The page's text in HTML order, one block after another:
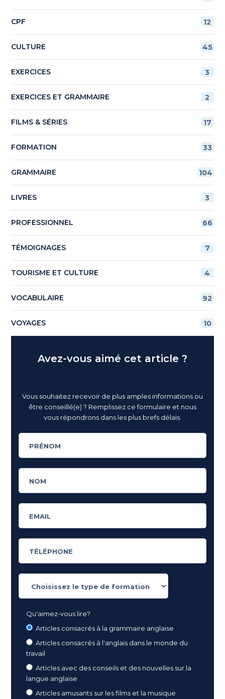
CPF 12
CULTURE 45
EXERCICES 3
EXERCICES ET GRAMMAIRE 2
FILMS & SÉRIES 17
FORMATION 33
GRAMMAIRE 104
LIVRES 3
PROFESSIONNEL 66
TÉMOIGNAGES 7
TOURISME ET CULTURE 4
VOCABULAIRE 92
VOYAGES 10
Avez-vous aimé cet article ?
Vous souhaitez recevoir de plus amples informations ou
être conseillé(e) ? Remplissez ce formulaire et nous
vous répondrons dans les plus brefs délais.
Qu'aimez-vous lire?
Articles consacrés à la grammaire anglaise
Articles consacrés à l'anglais dans le monde du
travail
Articles avec des conseils et des nouvelles sur la
langue anglaise
Articles amusants sur les films et la musique